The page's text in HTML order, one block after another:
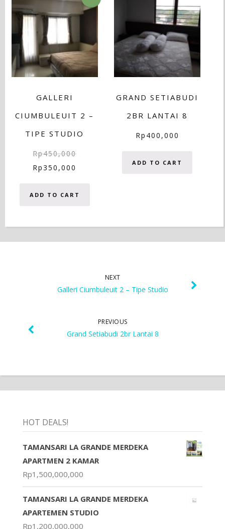
GALLERI
CIUMBULEUIT 2 –
TIPE STUDIO
Rp450,000
Rp350,000
ADD TO CART
GRAND SETIABUDI
2BR LANTAI 8
Rp 400,000
ADD TO CART
NEXT
Galleri Ciumbuleuit 2 – Tipe Studio
PREVIOUS
Grand Setiabudi 2br Lantai 8
HOT DEALS!
TAMANSARI LA GRANDE MERDEKA
APARTMEN 2 KAMAR
Rp1,500,000,000
TAMANSARI LA GRANDE MERDEKA
APARTEMEN STUDIO
Rp1,200,000,000